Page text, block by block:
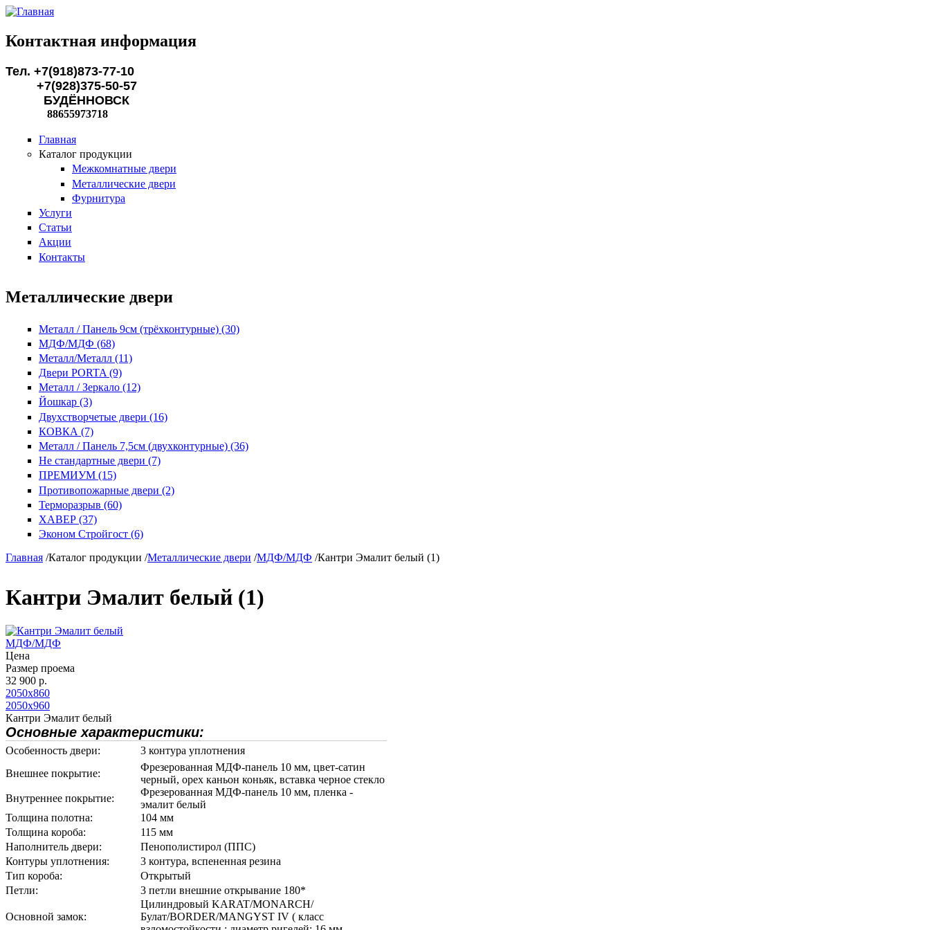
Перейти к основному содержанию
Контактная информация
Тел. +7(918)873-77-10
+7(928)375-50-57
БУДЁННОВСК
88655973718
Главная
Каталог продукции
Межкомнатные двери
Металлические двери
Фурнитура
Услуги
Статьи
Акции
Контакты
Металлические двери
Металл / Панель 9см (трёхконтурные) (30)
МДФ/МДФ (68)
Металл/Металл (11)
Двери PORTA (9)
Металл / Зеркало (12)
Йошкар (3)
Двухстворчетые двери (16)
КОВКА (7)
Металл / Панель 7,5см (двухконтурные) (36)
Не стандартные двери (7)
ПРЕМИУМ (15)
Противопожарные двери (2)
Терморазрыв (60)
ХАВЕР (37)
Эконом Стройгост (6)
Главная /Каталог продукции /Металлические двери /МДФ/МДФ /Кантри Эмалит белый (1)
Кантри Эмалит белый (1)
МДФ/МДФ
Цена
Размер проема
32 900 р.
2050х860
2050х960
Кантри Эмалит белый
Основные характеристики:
Особенность двери:
3 контура уплотнения
Внешнее покрытие:
Фрезерованная МДФ-панель 10 мм, цвет-сатин
черный, орех каньон коньяк, вставка черное стекло
Внутреннее покрытие:
Фрезерованная МДФ-панель 10 мм, пленка -
эмалит белый
Толщина полотна:
104 мм
Толщина короба:
115 мм
Наполнитель двери:
Пенополистирол (ППС)
Контуры уплотнения:
3 контура, вспененная резина
Тип короба:
Открытый
Петли:
3 петли внешние открывание 180*
Основной замок:
Цилиндровый KARAT/MONARCH/
Булат/BORDER/MANGYST IV ( класс